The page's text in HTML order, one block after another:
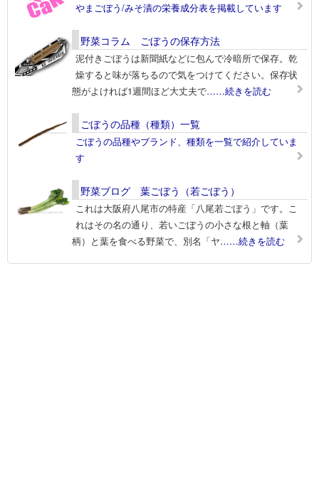
やまごぼう/みそ漬の栄養成分表を掲載しています
野菜コラム ごぼうの保存方法
泥付きごぼうは新聞紙などに包んで冷暗所で保存。乾
燥すると味が落ちるので気をつけてください。保存状
態がよければ1週間ほど大丈夫で……続きを読む
ごぼうの品種（種類）一覧
ごぼうの品種やブランド、種類を一覧で紹介していま
す
野菜ブログ 葉ごぼう（若ごぼう）
これは大阪府八尾市の特産「八尾若ごぼう」です。こ
れはその名の通り、若いごぼうの小さな根と軸（葉
柄）と葉を食べる野菜で、別名「ヤ……続きを読む